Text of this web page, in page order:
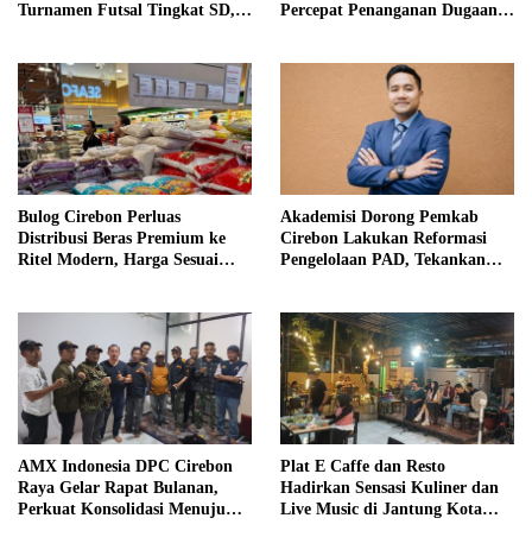
Turnamen Futsal Tingkat SD,
Percepat Penanganan Dugaan
Bulog Cirebon Perluas
Distribusi Beras Premium ke
Ritel Modern, Harga Sesuai
Akademisi Dorong Pemkab
Cirebon Lakukan Reformasi
Pengelolaan PAD, Tekankan
AMX Indonesia DPC Cirebon
Raya Gelar Rapat Bulanan,
Perkuat Konsolidasi Menuju
Plat E Caffe dan Resto
Hadirkan Sensasi Kuliner dan
Live Music di Jantung Kota